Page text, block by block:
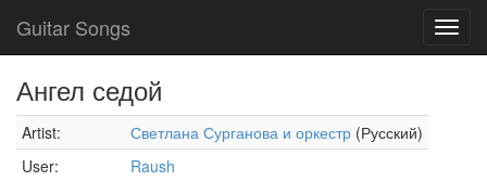
Guitar Songs
Ангел седой
Artist: Светлана Сурганова и оркестр (Русский)
User:
Raush